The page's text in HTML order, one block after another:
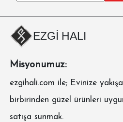
EZGİ HALI
Misyonumuz:
ezgihali.com ile; Evinize
birbirinden güzel ürünleri
satışa sunmak.